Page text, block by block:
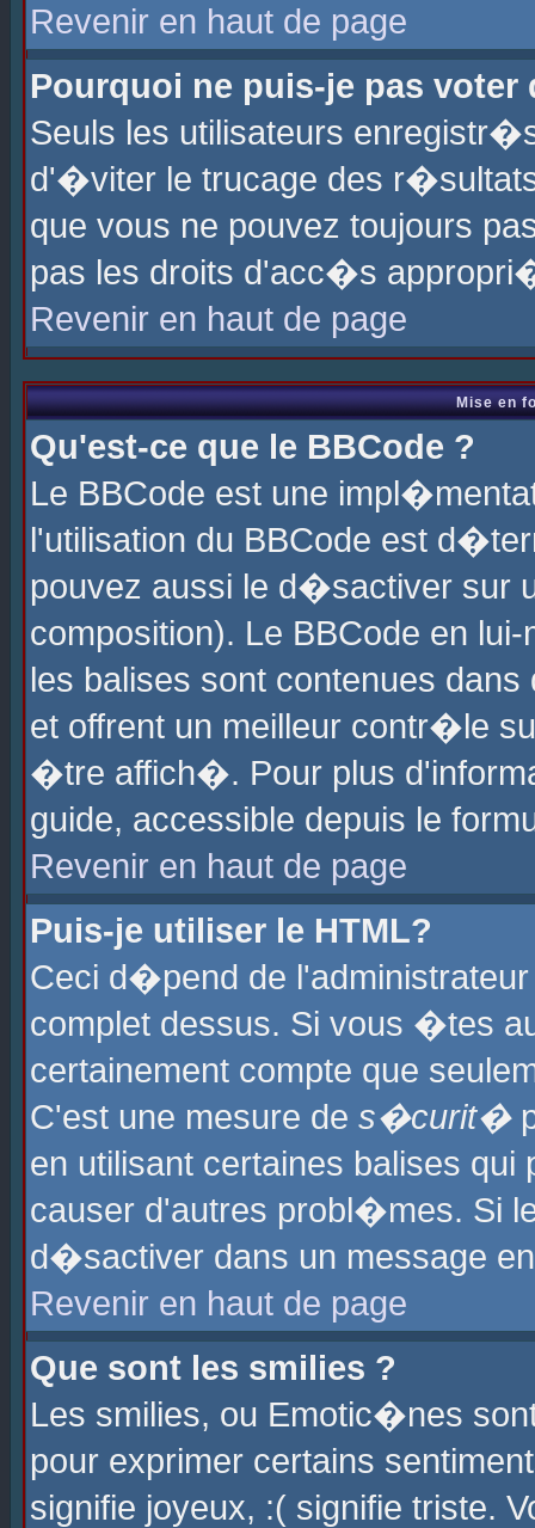
Revenir en haut de page
Pourquoi ne puis-je pas voter
Seuls les utilisateurs
d'�viter le trucage des
que vous ne pouvez toujours
pas les droits d'acc�s
Revenir en haut de page
Mise en
Qu'est-ce que le BBCode ?
Le BBCode est une
l'utilisation du BBCode est
pouvez aussi le d�sactiver sur
composition). Le BBCode en
les balises sont contenues
et offrent un meilleur contr�le
�tre affich�. Pour plus
guide, accessible depuis le
Revenir en haut de page
Puis-je utiliser le HTML?
Ceci d�pend de
complet dessus. Si vous �tes
certainement compte que
C'est une mesure de s�curit�
en utilisant certaines balises
causer d'autres probl�mes. Si
d�sactiver dans un message
Revenir en haut de page
Que sont les smilies ?
Les smilies, ou Emotic�nes
pour exprimer certains
signifie joyeux, :( signifie triste.